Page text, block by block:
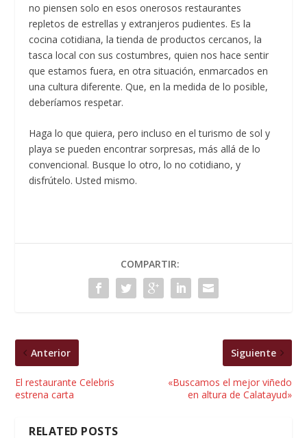
no piensen solo en esos onerosos restaurantes
repletos de estrellas y extranjeros pudientes. Es la
cocina cotidiana, la tienda de productos cercanos, la
tasca local con sus costumbres, quien nos hace sentir
que estamos fuera, en otra situación, enmarcados en
una cultura diferente. Que, en la medida de lo posible,
deberíamos respetar.
Haga lo que quiera, pero incluso en el turismo de sol y
playa se pueden encontrar sorpresas, más allá de lo
convencional. Busque lo otro, lo no cotidiano, y
disfrútelo. Usted mismo.
COMPARTIR:
Anterior
El restaurante Celebris
estrena carta
Siguiente
«Buscamos el mejor viñedo
en altura de Calatayud»
RELATED POSTS